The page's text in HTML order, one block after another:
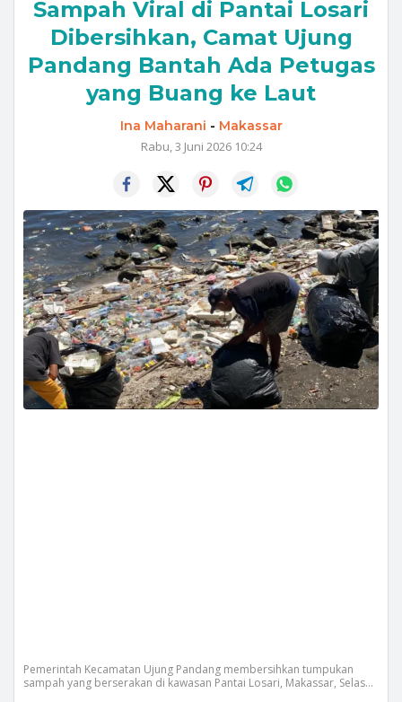
Sampah Viral di Pantai Losari
Dibersihkan, Camat Ujung
Pandang Bantah Ada Petugas
yang Buang ke Laut
Ina Maharani - Makassar
Rabu, 3 Juni 2026 10:24
Pemerintah Kecamatan Ujung Pandang membersihkan tumpukan
sampah yang berserakan di kawasan Pantai Losari, Makassar, Selasa